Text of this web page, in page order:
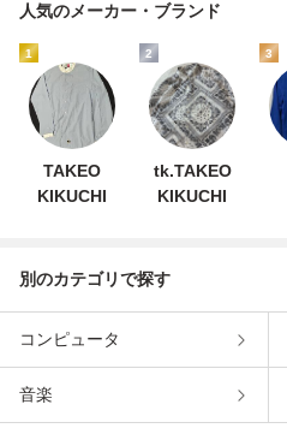
人気のメーカー・ブランド
1
TAKEO
KIKUCHI
2
tk.TAKEO
KIKUCHI
3
別のカテゴリで探す
コンピュータ
音楽